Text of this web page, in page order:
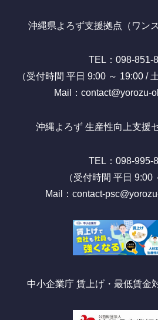
沖縄県よろず支援拠点（ワン
TEL：098-851-
（受付時間 平日 9:00 ～ 19:00 /
Mail：contact@yorozu-
沖縄よろず 生産性向上支援
TEL：098-995-
（受付時間 平日 9:00
Mail：contact-
中小企業庁 賃上げ・最低賃金